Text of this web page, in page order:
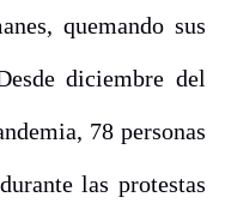
quemando sus
diciembre del
78 personas
las protestas